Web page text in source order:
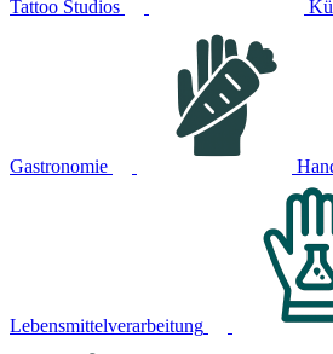
Tattoo Studios
Gastronomie
Lebensmittelverarbeitung